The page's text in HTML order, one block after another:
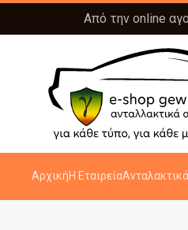
Από την online
ΑρχικήΗ ΕταιρείαΑνταλακτικά